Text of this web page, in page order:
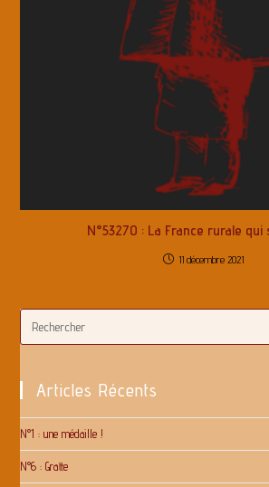
N°53270 : La France rurale qui
11 décembre 2021
Articles Récents
N°1 : une médaille !
N°6 : Gratte